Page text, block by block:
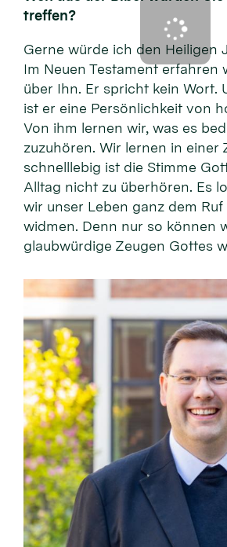
treffen?
Gerne würde ich den Heiligen
Im Neuen Testament erfahren
über Ihn. Er spricht kein Wort.
ist er eine Persönlichkeit von
Von ihm lernen wir, was es
zuzuhören. Wir lernen in einer
schnelllebig ist die Stimme
Alltag nicht zu überhören. Es
wir unser Leben ganz dem
widmen. Denn nur so können
glaubwürdige Zeugen Gottes